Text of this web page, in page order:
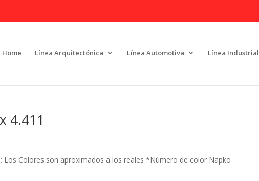
Home Línea Arquitectónica Línea Automotiva Línea Industrial
4.411
Los Colores son aproximados a los reales *Número de color Napko